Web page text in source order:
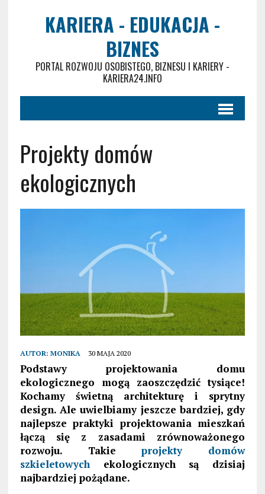
KARIERA - EDUKACJA -
BIZNES
PORTAL ROZWOJU OSOBISTEGO, BIZNESU I KARIERY -
KARIERA24.INFO
Projekty domów
ekologicznych
AUTOR: MONIKA 30 MAJA 2020
Podstawy projektowania domu
ekologicznego mogą zaoszczędzić tysiące!
Kochamy świetną architekturę i sprytny
design. Ale uwielbiamy jeszcze bardziej, gdy
najlepsze praktyki projektowania mieszkań
łączą się z zasadami zrównoważonego
rozwoju. Takieprojekty domów
szkieletowychekologicznych są dzisiaj
najbardziej pożądane.